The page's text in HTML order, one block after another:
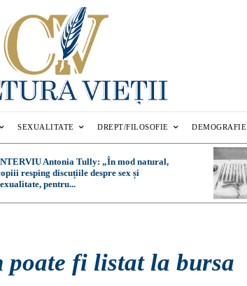
SEXUALITATE DREPT/FILOSOFIE DEMOGRAFIE
Antonia Tully: „În mod natural,
resping discuțiile despre sex și
pentru...
poate fi listat la bursa